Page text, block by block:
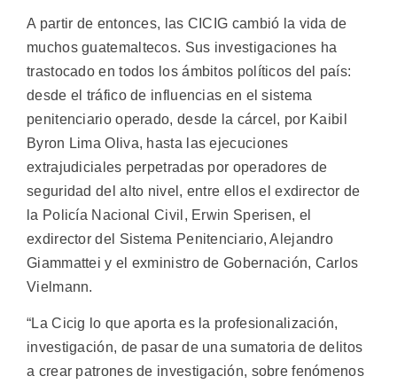
A partir de entonces, las CICIG cambió la vida de
muchos guatemaltecos. Sus investigaciones ha
trastocado en todos los ámbitos políticos del país:
desde el tráfico de influencias en el sistema
penitenciario operado, desde la cárcel, por Kaibil
Byron Lima Oliva, hasta las ejecuciones
extrajudiciales perpetradas por operadores de
seguridad del alto nivel, entre ellos el exdirector de
la Policía Nacional Civil, Erwin Sperisen, el
exdirector del Sistema Penitenciario, Alejandro
Giammattei y el exministro de Gobernación, Carlos
Vielmann.
“La Cicig lo que aporta es la profesionalización,
investigación, de pasar de una sumatoria de delitos
a crear patrones de investigación, sobre fenómenos